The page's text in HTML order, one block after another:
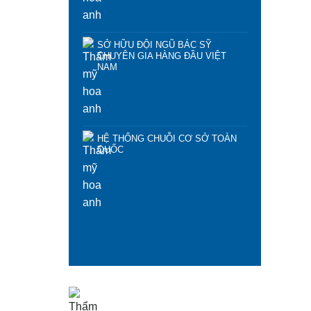
SỞ HỮU ĐỘI NGŨ BÁC SỸ
CHUYÊN GIA HÀNG ĐẦU VIỆT
NAM
HỆ THỐNG CHUỖI CƠ SỞ TOÀN
QUỐC